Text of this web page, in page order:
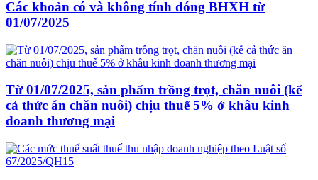
Các khoản có và không tính đóng BHXH từ
01/07/2025
Từ 01/07/2025, sản phẩm trồng trọt, chăn nuôi (kể
cả thức ăn chăn nuôi) chịu thuế 5% ở khâu kinh
doanh thương mại